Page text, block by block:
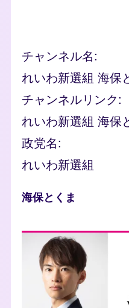
チャンネル名
れいわ新選組 海保
チャンネルリンク
れいわ新選組 海保
政党名
れいわ新選組
海保とくま
photo